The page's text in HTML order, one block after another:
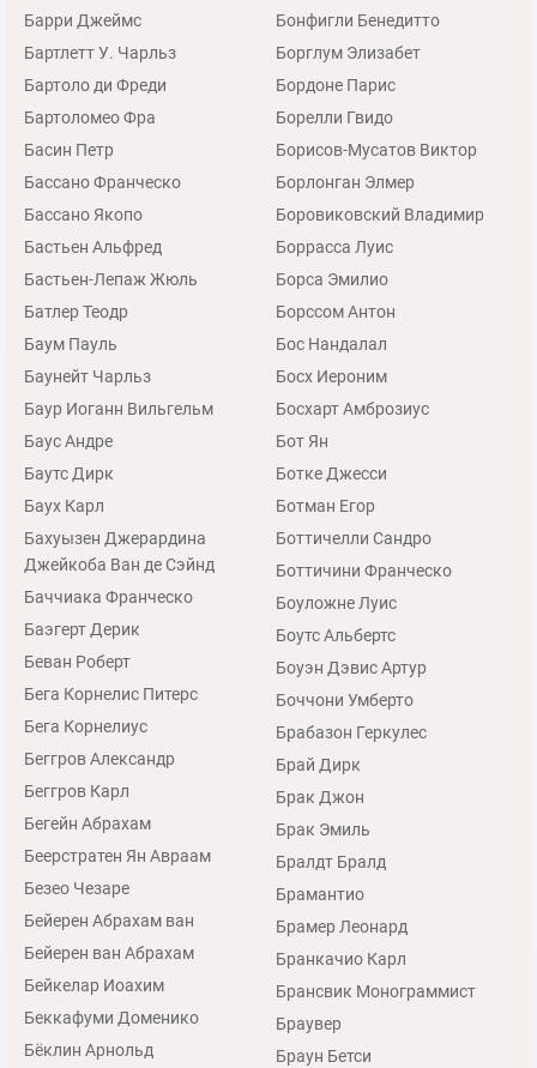
Барри Джеймс
Бартлетт У. Чарльз
Бартоло ди Фреди
Бартоломео Фра
Басин Петр
Бассано Франческо
Бассано Якопо
Бастьен Альфред
Бастьен-Лепаж Жюль
Батлер Теодр
Баум Пауль
Баунейт Чарльз
Баур Иоганн Вильгельм
Баус Андре
Баутс Дирк
Баух Карл
Бахуызен Джерардина
Джейкоба Ван де Сэйнд
Баччиака Франческо
Баэгерт Дерик
Беван Роберт
Бега Корнелис Питерс
Бега Корнелиус
Беггров Александр
Беггров Карл
Бегейн Абрахам
Беерстратен Ян Авраам
Безео Чезаре
Бейерен Абрахам ван
Бейерен ван Абрахам
Бейкелар Иоахим
Беккафуми Доменико
Бёклин Арнольд
Бонфигли Бенедитто
Борглум Элизабет
Бордоне Парис
Борелли Гвидо
Борисов-Мусатов Виктор
Борлонган Элмер
Боровиковский Владимир
Боррасса Луис
Борса Эмилио
Борссом Антон
Бос Нандалал
Босх Иероним
Босхарт Амброзиус
Бот Ян
Ботке Джесси
Ботман Егор
Боттичелли Сандро
Боттичини Франческо
Боуложне Луис
Боутс Альбертс
Боуэн Дэвис Артур
Боччони Умберто
Брабазон Геркулес
Брай Дирк
Брак Джон
Брак Эмиль
Бралдт Бралд
Брамантио
Брамер Леонард
Бранкачио Карл
Брансвик Монограммист
Браувер
Браун Бетси